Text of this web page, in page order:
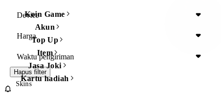
Koin Game
Akun
Top Up
Item
Jasa Joki
Kartu hadiah
Device
Harga
Waktu pengiriman
Hapus filter
Skins